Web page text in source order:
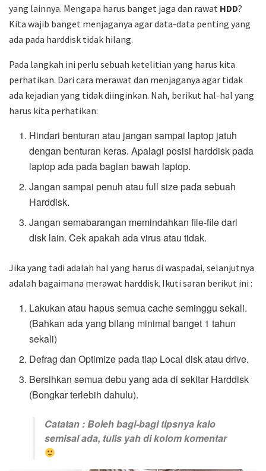
yang lainnya. Mengapa harus banget jaga dan rawat HDD?
Kita wajib banget menjaganya agar data-data penting yang
ada pada harddisk tidak hilang.
Pada langkah ini perlu sebuah ketelitian yang harus kita
perhatikan. Dari cara merawat dan menjaganya agar tidak
ada kejadian yang tidak diinginkan. Nah, berikut hal-hal yang
harus kita perhatikan:
Hindari benturan atau jangan sampai laptop jatuh
dengan benturan keras. Apalagi posisi harddisk pada
laptop ada pada bagian bawah laptop.
Jangan sampai penuh atau full size pada sebuah
Harddisk.
Jangan semabarangan memindahkan file-file dari
disk lain. Cek apakah ada virus atau tidak.
Jika yang tadi adalah hal yang harus di waspadai, selanjutnya
adalah bagaimana merawat harddisk. Ikuti saran berikut ini :
Lakukan atau hapus semua cache seminggu sekali.
(Bahkan ada yang bilang minimal banget 1 tahun
sekali)
Defrag dan Optimize pada tiap Local disk atau drive.
Bersihkan semua debu yang ada di sekitar Harddisk
(Bongkar terlebih dahulu).
Catatan : Boleh bagi-bagi tipsnya kalo
semisal ada, tulis yah di kolom komentar